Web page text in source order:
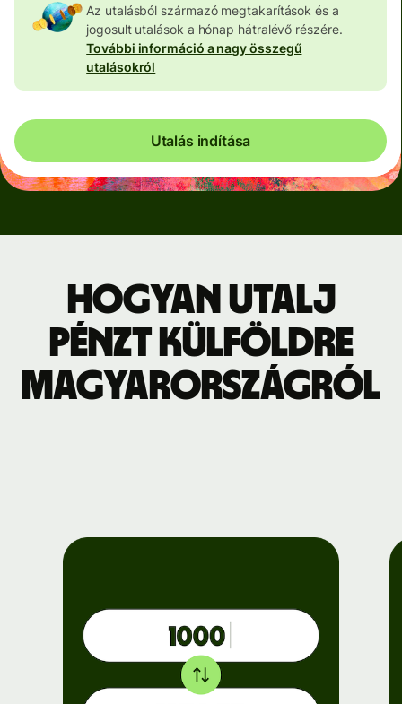
Az utalásból származó megtakarítások és a
jogosult utalások a hónap hátralévő részére.
További információ a nagy összegű
utalásokról
Utalás indítása
Hogyan utalj
pénzt külföldre
Magyarországról